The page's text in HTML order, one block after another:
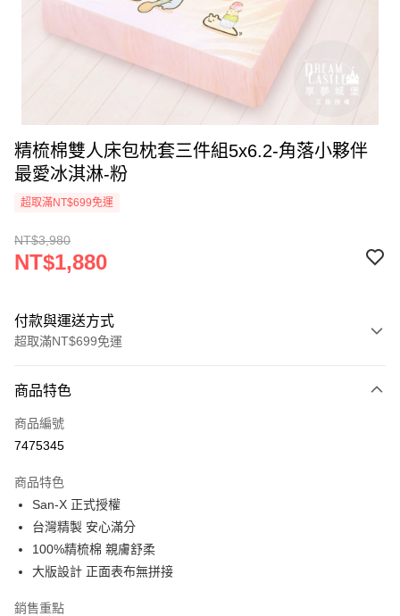
精梳棉雙人床包枕套三件組5x6.2-角落小夥伴
最愛冰淇淋-粉
超取滿NT$699免運
NT$3,980
NT$1,880
付款與運送方式
超取滿NT$699免運
信用卡一次付款
超商取貨付款
Apple Pay
街口支付
悠遊付
Google Pay
商品特色
商品編號
7475345
商品特色
San-X 正式授權
台灣精製 安心滿分
100%精梳棉 親膚舒柔
大版設計 正面表布無拼接
銷售重點